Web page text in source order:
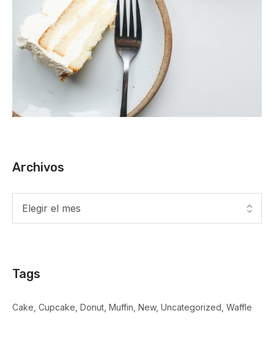
Archivos
Tags
Cake Cupcake Donut Muffin New Uncategorized Waffle